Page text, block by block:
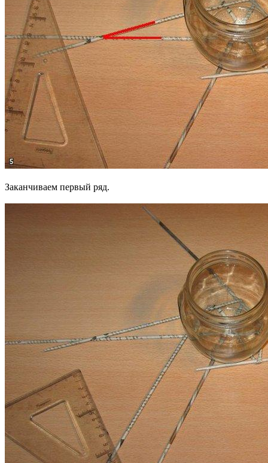
Заканчиваем первый ряд.